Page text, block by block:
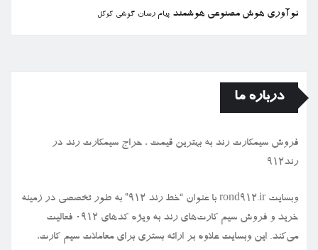
نوآوری هوش مصنوعی هوشمند پیام رسان گوشی گوگل
درباره ما
فروش سیمكارت رند به بهترین قیمت ، حراج سیمكارت رند در
رند912
وبسایت rond912.ir با عنوان “خط رند ۹۱۲” به طور تخصصی در زمینه
خرید و فروش سیم کارت‌های رند به ویژه کدهای ۰۹۱۲ فعالیت
می‌کند. این وبسایت علاوه بر ارائه بستری برای معاملات سیم کارت،